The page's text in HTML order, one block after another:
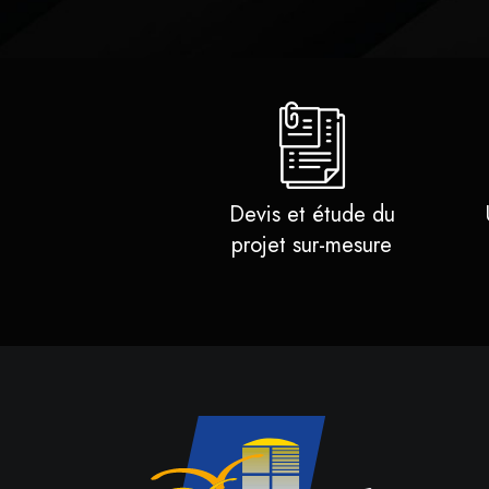
Devis et étude du
projet sur-mesure